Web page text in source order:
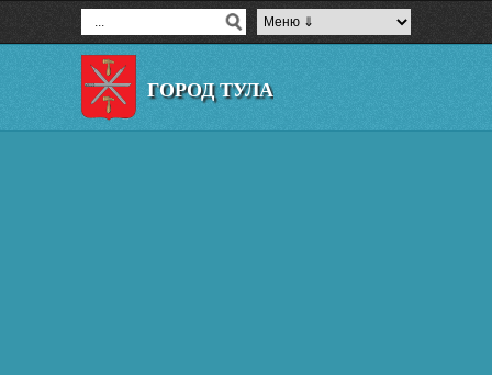
ГОРОД ТУЛА